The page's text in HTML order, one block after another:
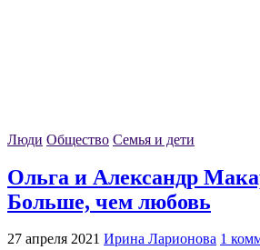
Люди Общество Семья и дети
Ольга и Александр
Больше, чем любовь
27 апреля 2021 Ирина Ларионова 1